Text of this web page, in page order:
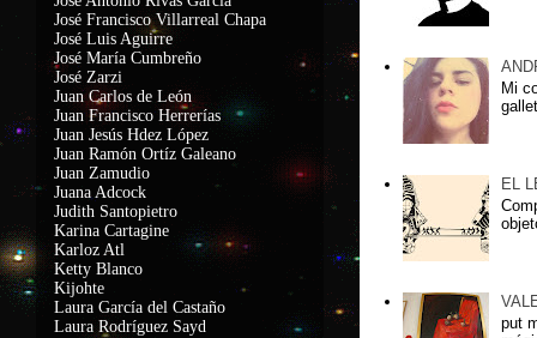
Mi
EL
put
José Francisco Villarreal Chapa
José Luis Aguirre
José María Cumbreño
José Zarzi
Juan Carlos de León
Juan Francisco Herrerías
Juan Jesús Hdez López
Juan Ramón Ortíz Galeano
Juan Zamudio
Juana Adcock
Judith Santopietro
Karina Cartagine
Karloz Atl
Ketty Blanco
Kijohte
Laura García del Castaño
Laura Rodríguez Sayd